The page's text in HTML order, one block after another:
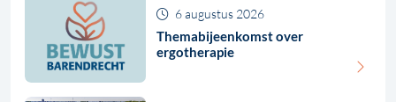
Themabijeenkomst over
ergotherapie
6 augustus 2026